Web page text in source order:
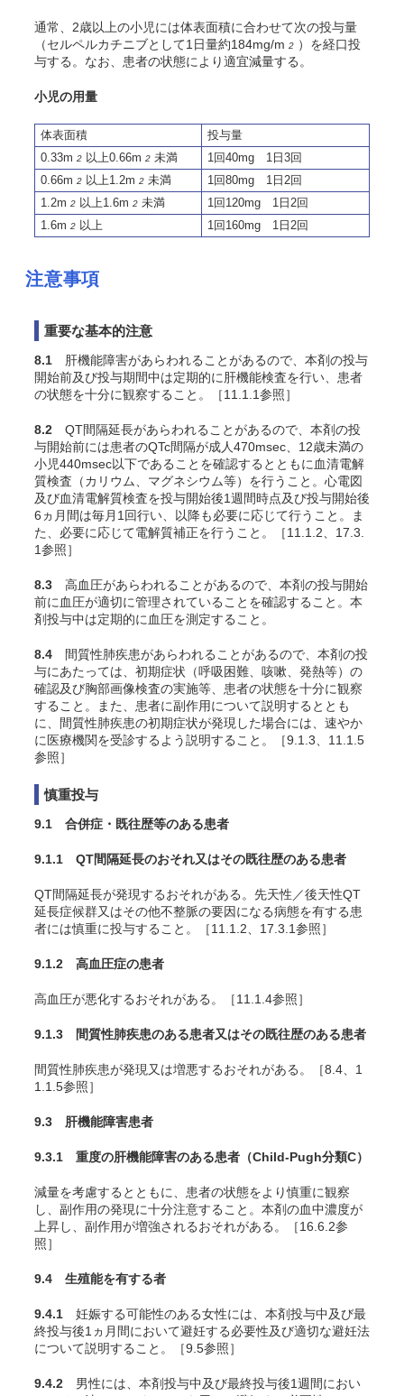
通常、 2歳以上の小児には体表面積に合わせて次の投与量
（セルペルカチニブとして1日量約184mg/m 2 ）を経口投
与する。なお、患者の状態により適宜減量する。
小児の用量
体表面積
投与量
0.33m 2 以上0.66m 2 未満
1回40mg 1日3回
0.66m 2 以上1.2m 2 未満
1回80mg 1日2回
1.2m 2 以上1.6m 2 未満
1回120mg 1日2回
1.6m 2 以上 1回160mg 1日2回
注意事項
重要な基本的注意
8.1 肝機能障害があらわれることがあるので、本剤の投与
開始前及び投与期間中は定期的に肝機能検査を行い、患者
の状態を十分に観察すること。［11.1.1参照］
8.2 QT間隔延長があらわれることがあるので、本剤の投
与開始前には患者のQTc間隔が成人470msec 、12歳未満の
小児440msec以下であることを確認するとともに血清電解
質検査（カリウム、マグネシウム等）を行うこと。心電図
及び血清電解質検査を投与開始後1週間時点及び投与開始後
6ヵ月間は毎月1回行い、以降も必要に応じて行うこと。ま
た、必要に応じて電解質補正を行うこと。［11.1.2、17.3.
1参照］
8.3 高血圧があらわれることがあるので、本剤の投与開始
前に血圧が適切に管理されていることを確認すること。本
剤投与中は定期的に血圧を測定すること。
8.4 間質性肺疾患があらわれることがあるので、本剤の投
与にあたっては、初期症状（呼吸困難、咳嗽、発熱等）の
確認及び胸部画像検査の実施等、患者の状態を十分に観察
すること。また、患者に副作用について説明するととも
に、間質性肺疾患の初期症状が発現した場合には、速やか
に医療機関を受診するよう説明すること。［9.1.3、11.1.5
参照］
慎重投与
9.1 合併症・既往歴等のある患者
9.1.1 QT間隔延長のおそれ又はその既往歴のある患者
QT間隔延長が発現するおそれがある。先天性／後天性QT
延長症候群又はその他不整脈の要因になる病態を有する患
者には慎重に投与すること。［11.1.2、17.3.1参照］
9.1.2 高血圧症の患者
高血圧が悪化するおそれがある。［11.1.4参照］
9.1.3 間質性肺疾患のある患者又はその既往歴のある患者
間質性肺疾患が発現又は増悪するおそれがある。［8.4、1
1.1.5参照］
9.3 肝機能障害患者
9.3.1 重度の肝機能障害のある患者（Child-Pugh分類C）
減量を考慮するとともに、患者の状態をより慎重に観察
し、副作用の発現に十分注意すること。本剤の血中濃度が
上昇し、副作用が増強されるおそれがある。［16.6.2参
照］
9.4 生殖能を有する者
9.4.1 妊娠する可能性のある女性には、本剤投与中及び最
終投与後1ヵ月間において避妊する必要性及び適切な避妊法
について説明すること。［9.5参照］
9.4.2 男性には、本剤投与中及び最終投与後1週間におい